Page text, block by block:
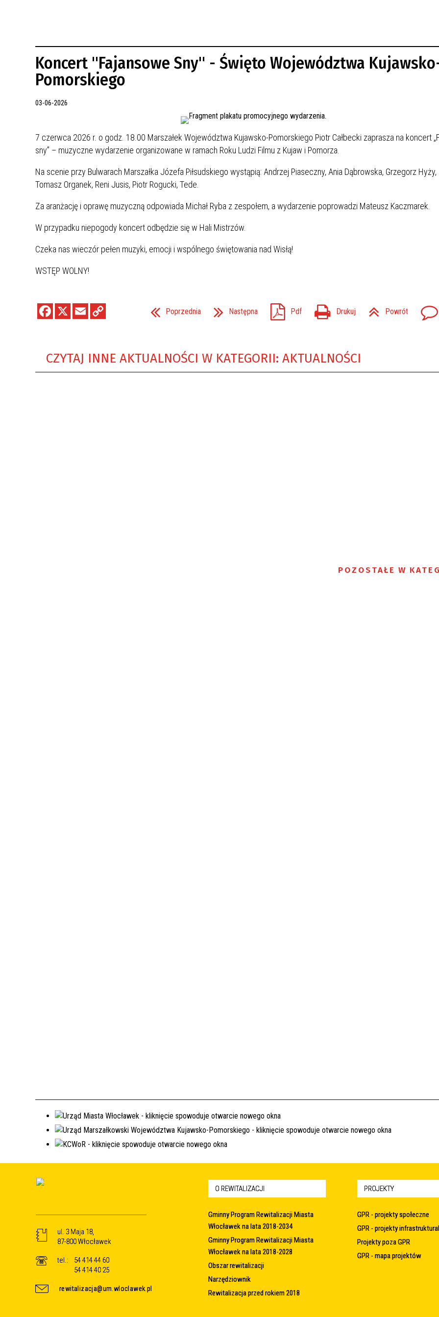
Koncert "Fajansowe Sny" - Święto Województwa
Pomorskiego
03-06-2026
7 czerwca 2026 r. o godz. 18.00 Marszałek Województwa Kujawsko-Pomorskiego Piotr Całbecki zaprasza na koncert
sny” – muzyczne wydarzenie organizowane w ramach Roku Ludzi Filmu z Kujaw i Pomorza.
Na scenie przy Bulwarach Marszałka Józefa Piłsudskiego wystąpią: Andrzej Piaseczny, Ania Dąbrowska, Grzegorz Hyży,
Tomasz Organek, Reni Jusis, Piotr Rogucki, Tede.
Za aranżację i oprawę muzyczną odpowiada Michał Ryba z zespołem, a wydarzenie poprowadzi Mateusz Kaczmarek.
W przypadku niepogody koncert odbędzie się w Hali Mistrzów.
Czeka nas wieczór pełen muzyki, emocji i wspólnego świętowania nad Wisłą!
WSTĘP WOLNY!
Poprzednia Następna Pdf Drukuj Powrót
CZYTAJ INNE AKTUALNOŚCI W KATEGORII: AKTUALNOŚCI
POZOSTAŁE W
ul. 3 Maja 18,
87-800 Włocławek
tel.:
54 414 44 60
54 414 40 25
rewitalizacja@um.wloclawek.pl
O REWITALIZACJI
Gminny Program Rewitalizacji Miasta
Włocławek na lata 2018-2034
Gminny Program Rewitalizacji Miasta
Włocławek na lata 2018-2028
Obszar rewitalizacji
Narzędziownik
Rewitalizacja przed rokiem 2018
PROJEKTY
GPR - projekty społeczne
GPR - projekty
Projekty poza GPR
GPR - mapa projektów